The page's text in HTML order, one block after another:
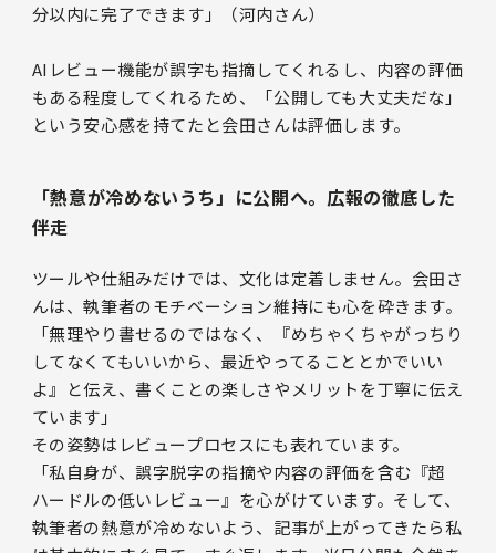
分以内に完了できます」（河内さん）
AIレビュー機能が誤字も指摘してくれるし、内容の評価
もある程度してくれるため、「公開しても大丈夫だな」
という安心感を持てたと会田さんは評価します。
「熱意が冷めないうち」に公開へ。広報の徹底した
伴走
ツールや仕組みだけでは、文化は定着しません。会田さ
んは、執筆者のモチベーション維持にも心を砕きます。
「無理やり書せるのではなく、『めちゃくちゃがっちり
してなくてもいいから、最近やってることとかでいい
よ』と伝え、書くことの楽しさやメリットを丁寧に伝え
ています」
その姿勢はレビュープロセスにも表れています。
「私自身が、誤字脱字の指摘や内容の評価を含む『超
ハードルの低いレビュー』を心がけています。そして、
執筆者の熱意が冷めないよう、記事が上がってきたら私